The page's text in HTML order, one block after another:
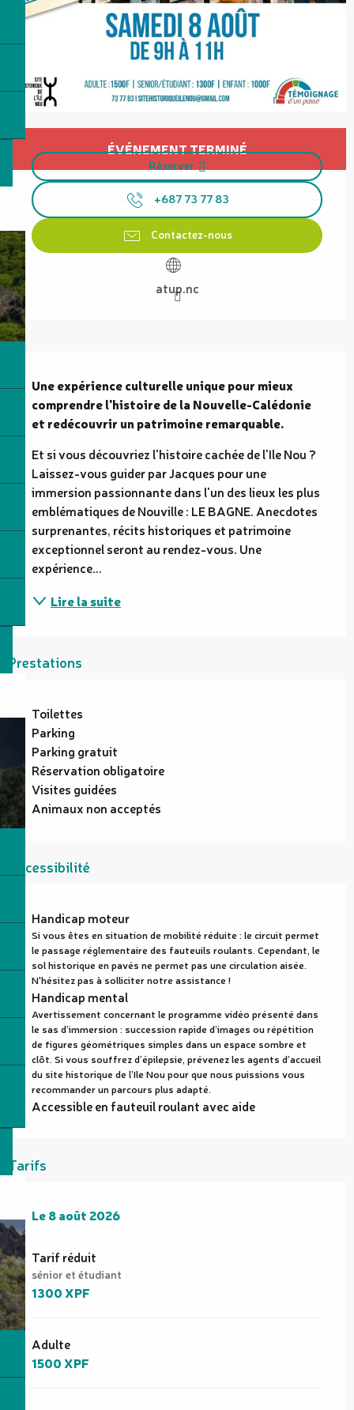
Ouverture et coordonnéesÉVÉNEMENT TERMINÉ
Réserver
+687 73 77 83
Contactez-nous
atup.nc
Une expérience culturelle unique pour mieux
comprendre l'histoire de la Nouvelle-Calédonie
et redécouvrir un patrimoine remarquable.
Et si vous découvriez l'histoire cachée de l'Ile Nou ?
Laissez-vous guider par Jacques pour une
immersion passionnante dans l'un des lieux les plus
emblématiques de Nouville : LE BAGNE. Anecdotes
surprenantes, récits historiques et patrimoine
exceptionnel seront au rendez-vous. Une
expérience...
Lire la suite
Prestations
Toilettes
Parking
Parking gratuit
Réservation obligatoire
Visites guidées
Animaux non acceptés
Accessibilité
Handicap moteur
Si vous êtes en situation de mobilité réduite : le circuit permet
le passage réglementaire des fauteuils roulants. Cependant, le
sol historique en pavés ne permet pas une circulation aisée.
N'hésitez pas à solliciter notre assistance !
Handicap mental
Avertissement concernant le programme vidéo présenté dans
le sas d’immersion : succession rapide d’images ou répétition
de figures géométriques simples dans un espace sombre et
clôt. Si vous souffrez d’épilepsie, prévenez les agents d’accueil
du site historique de l’Ile Nou pour que nous puissions vous
recommander un parcours plus adapté.
Accessible en fauteuil roulant avec aide
Tarifs
Le8 août 2026
Le8 août 2026
Tarif réduit
sénior et étudiant
1300 XPF
Adulte
1500 XPF